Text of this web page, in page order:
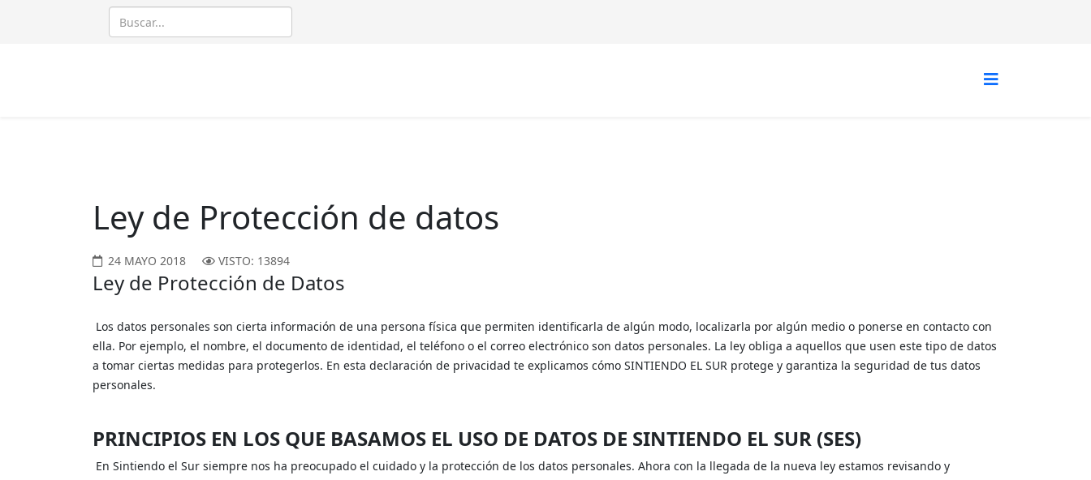
Ley de Protección de datos
24 MAYO 2018 VISTO: 13894
Ley de Protección de Datos
Los datos personales son cierta información de una persona física que permiten identificarla de algún modo, localizarla por algún medio o ponerse en contacto con
ella. Por ejemplo, el nombre, el documento de identidad, el teléfono o el correo electrónico son datos personales. La ley obliga a aquellos que usen este tipo de datos
a tomar ciertas medidas para protegerlos. En esta declaración de privacidad te explicamos cómo SINTIENDO EL SUR protege y garantiza la seguridad de tus datos
personales.
PRINCIPIOS EN LOS QUE BASAMOS EL USO DE DATOS DE SINTIENDO EL SUR (SES)
En Sintiendo el Sur siempre nos ha preocupado el cuidado y la protección de los datos personales. Ahora con la llegada de la nueva ley estamos revisando y